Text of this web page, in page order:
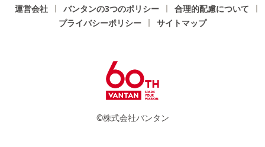
運営会社 バンタンの3つのポリシー
合理的配慮について
プライバシーポリシー
サイトマップ
©株式会社バンタン